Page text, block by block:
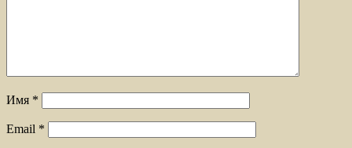
Имя *
Email *